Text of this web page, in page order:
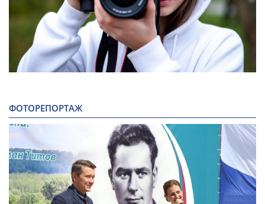
ФОТОРЕПОРТАЖ